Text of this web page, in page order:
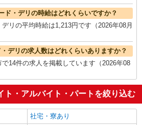
ド・デリの時給はどれくらいですか？
リの平均時給は1,213円です（2026年08月
デリの求人数はどれくらいありますか？
14件の求人を掲載しています（2026年08
ト・アルバイト・パートを絞り込む
社宅・寮あり